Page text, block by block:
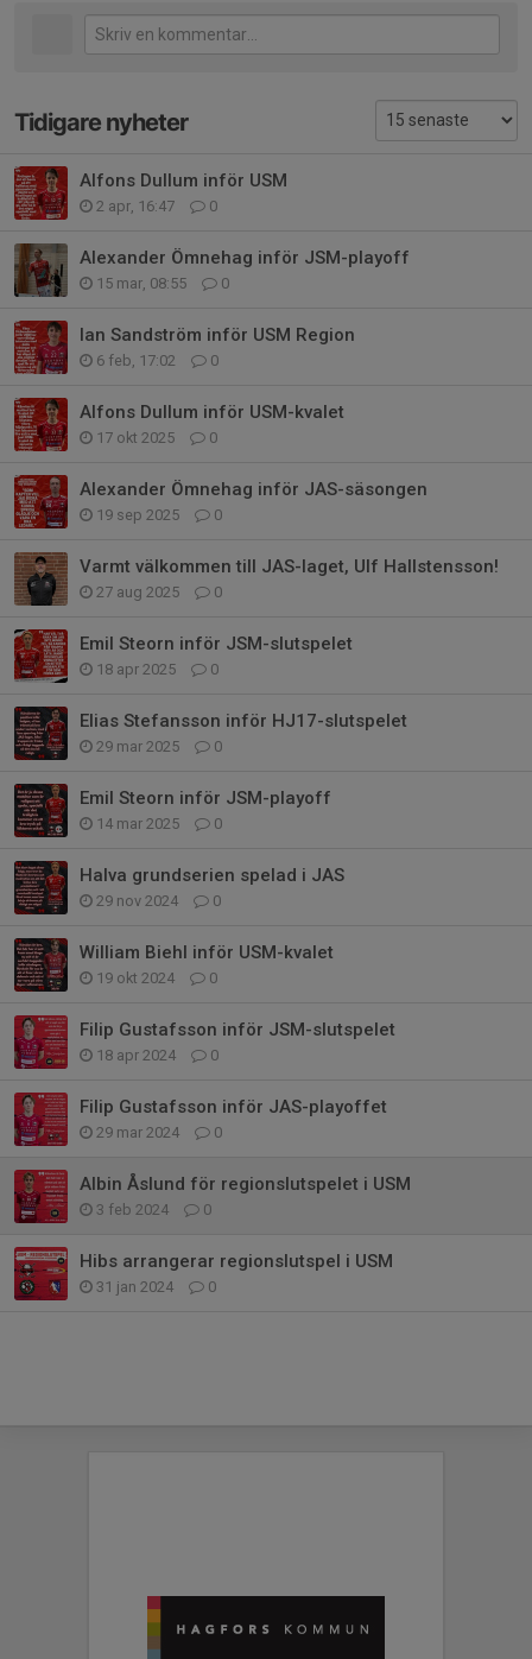
Tidigare nyheter
Alfons Dullum inför USM
2 apr, 16:47 0
Alexander Ömnehag inför JSM-playoff
15 mar, 08:55 0
Ian Sandström inför USM Region
6 feb, 17:02 0
Alfons Dullum inför USM-kvalet
17 okt 2025 0
Alexander Ömnehag inför JAS-säsongen
19 sep 2025 0
Varmt välkommen till JAS-laget, Ulf Hallstensson!
27 aug 2025 0
Emil Steorn inför JSM-slutspelet
18 apr 2025 0
Elias Stefansson inför HJ17-slutspelet
29 mar 2025 0
Emil Steorn inför JSM-playoff
14 mar 2025 0
Halva grundserien spelad i JAS
29 nov 2024 0
William Biehl inför USM-kvalet
19 okt 2024 0
Filip Gustafsson inför JSM-slutspelet
18 apr 2024 0
Filip Gustafsson inför JAS-playoffet
29 mar 2024 0
Albin Åslund för regionslutspelet i USM
3 feb 2024 0
Hibs arrangerar regionslutspel i USM
31 jan 2024 0